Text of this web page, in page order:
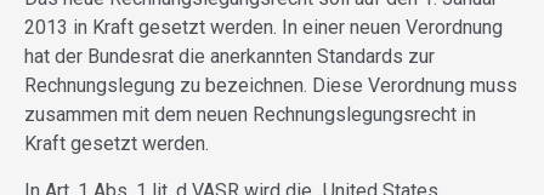
2013 in Kraft gesetzt werden. In einer neuen Verordnung
hat der Bundesrat die anerkannten Standards zur
Rechnungslegung zu bezeichnen. Diese Verordnung muss
zusammen mit dem neuen Rechnungslegungsrecht in
Kraft gesetzt werden.